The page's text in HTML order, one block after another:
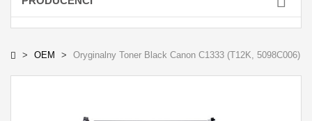
OEM Oryginalny Toner Black Canon C1333 (T12K, 5098C006)